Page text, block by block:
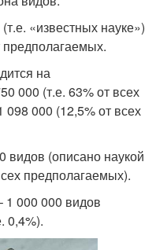
«известных науке»)
предполагаемых.
на
000 (т.е. 63% от всех
098 000 (12,5% от всех
видов (описано наукой
предполагаемых).
1 000 000 видов
0,4%).